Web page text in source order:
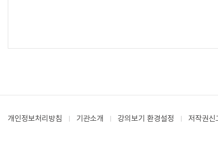
개인정보처리방침 기관소개 강의보기 환경설정 저작권신